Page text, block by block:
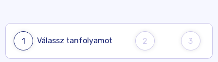
1 Válassz tanfolyamot 2 3